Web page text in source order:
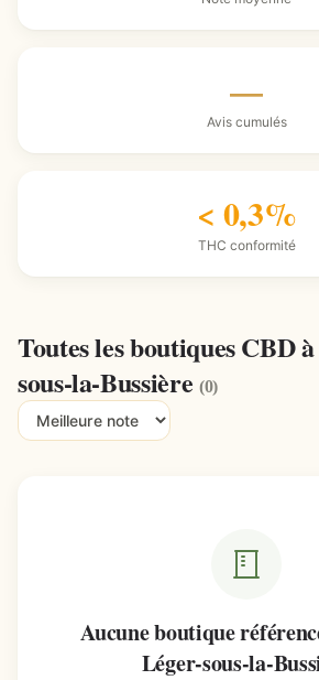
—
Avis cumulés
< 0,3%
THC conformité
Toutes les boutiques CBD
sous-la-Bussière (0)
Aucune boutique
Léger-sous-la-